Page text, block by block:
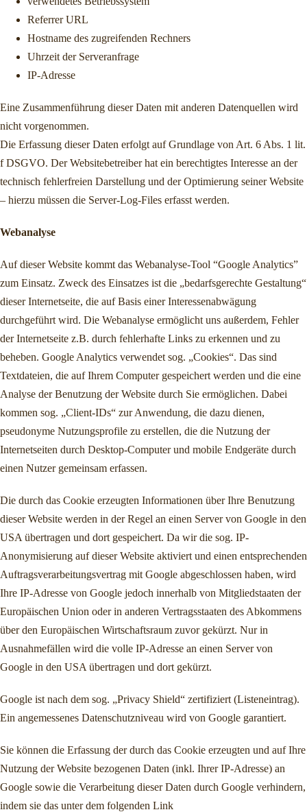
Referrer URL
Hostname des zugreifenden Rechners
Uhrzeit der Serveranfrage
IP-Adresse
Eine Zusammenführung dieser Daten mit anderen Datenquellen wird
nicht vorgenommen.
Die Erfassung dieser Daten erfolgt auf Grundlage von Art. 6 Abs. 1 lit.
f DSGVO. Der Websitebetreiber hat ein berechtigtes Interesse an der
technisch fehlerfreien Darstellung und der Optimierung seiner Website
– hierzu müssen die Server-Log-Files erfasst werden.
Webanalyse
Auf dieser Website kommt das Webanalyse-Tool “Google Analytics”
zum Einsatz. Zweck des Einsatzes ist die „bedarfsgerechte Gestaltung“
dieser Internetseite, die auf Basis einer Interessenabwägung
durchgeführt wird. Die Webanalyse ermöglicht uns außerdem, Fehler
der Internetseite z.B. durch fehlerhafte Links zu erkennen und zu
beheben. Google Analytics verwendet sog. „Cookies“. Das sind
Textdateien, die auf Ihrem Computer gespeichert werden und die eine
Analyse der Benutzung der Website durch Sie ermöglichen. Dabei
kommen sog. „Client-IDs“ zur Anwendung, die dazu dienen,
pseudonyme Nutzungsprofile zu erstellen, die die Nutzung der
Internetseiten durch Desktop-Computer und mobile Endgeräte durch
einen Nutzer gemeinsam erfassen.
Die durch das Cookie erzeugten Informationen über Ihre Benutzung
dieser Website werden in der Regel an einen Server von Google in den
USA übertragen und dort gespeichert. Da wir die sog. IP-
Anonymisierung auf dieser Website aktiviert und einen entsprechenden
Auftragsverarbeitungsvertrag mit Google abgeschlossen haben, wird
Ihre IP-Adresse von Google jedoch innerhalb von Mitgliedstaaten der
Europäischen Union oder in anderen Vertragsstaaten des Abkommens
über den Europäischen Wirtschaftsraum zuvor gekürzt. Nur in
Ausnahmefällen wird die volle IP-Adresse an einen Server von
Google in den USA übertragen und dort gekürzt.
Google ist nach dem sog. „Privacy Shield“ zertifiziert (Listeneintrag).
Ein angemessenes Datenschutzniveau wird von Google garantiert.
Sie können die Erfassung der durch das Cookie erzeugten und auf Ihre
Nutzung der Website bezogenen Daten (inkl. Ihrer IP-Adresse) an
Google sowie die Verarbeitung dieser Daten durch Google verhindern,
indem sie das unter dem folgenden Link